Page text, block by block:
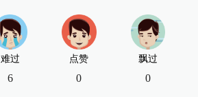
难过
6
点赞
0
飘过
0